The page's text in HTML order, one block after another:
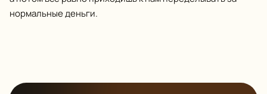
нормальные деньги.